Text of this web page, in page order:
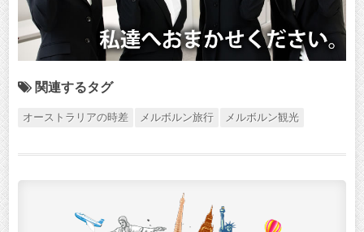
関連するタグ
オーストラリアの時差 メルボルン旅行 メルボルン観光